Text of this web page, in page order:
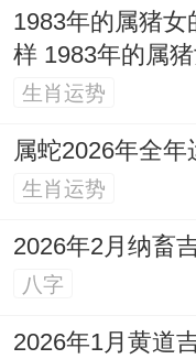
2019年己亥猪人
出较强的组织力
持清凉安静，
饮食均衡。
属猪人2026年月
正月（庚寅月）
局有利合作求
在领域 沟通顺
1983年的属猪
样 1983年的属
生肖运势
属蛇2026年全年
生肖运势
2026年2月纳畜
八字
2026年1月黄道